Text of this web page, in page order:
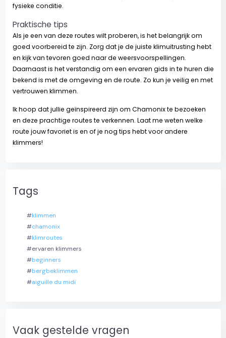
fysieke conditie.
Praktische tips
Als je een van deze routes wilt proberen, is het belangrijk om
goed voorbereid te zijn. Zorg dat je de juiste klimuitrusting hebt
en kijk van tevoren goed naar de weersvoorspellingen.
Daarnaast is het verstandig om een ervaren gids in te huren die
bekend is met de omgeving en de route. Zo kun je veilig en met
vertrouwen klimmen.
Ik hoop dat jullie geïnspireerd zijn om Chamonix te bezoeken
en deze prachtige routes te verkennen. Laat me weten welke
route jouw favoriet is en of je nog tips hebt voor andere
klimmers!
Tags
#klimmen
#chamonix
#klimroutes
#ervaren klimmers
#beginners
#bergbeklimmen
#aiguille du midi
Vaak gestelde vragen